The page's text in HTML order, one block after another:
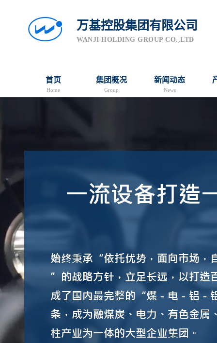
万基控股集团有限公司
WANJI HOLDING GROUP CO.,LTD
首页
Home
集团概况
Group
新闻动态
News